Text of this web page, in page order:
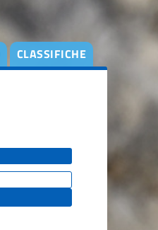
CLASSIFICHE